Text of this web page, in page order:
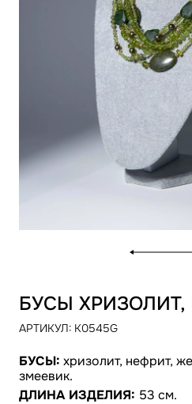
БУСЫ
АРТИКУЛ: K0545G
БУСЫ: хризолит, нефрит,
змеевик.
ДЛИНА ИЗДЕЛИЯ: 53 см.